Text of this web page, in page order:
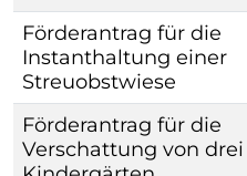
Förderantrag für die
Instanthaltung einer
Streuobstwiese
Förderantrag für die
Verschattung von drei